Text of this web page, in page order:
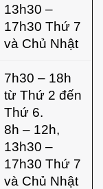
13h30 –
17h30 Thứ 7
và Chủ Nhật
7h30 – 18h
từ Thứ 2 đến
Thứ 6.
8h – 12h,
13h30 –
17h30 Thứ 7
và Chủ Nhật